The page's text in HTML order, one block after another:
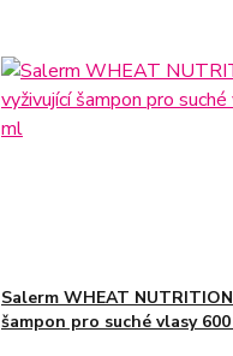
Salerm WHEAT
šampon pro suché vlasy